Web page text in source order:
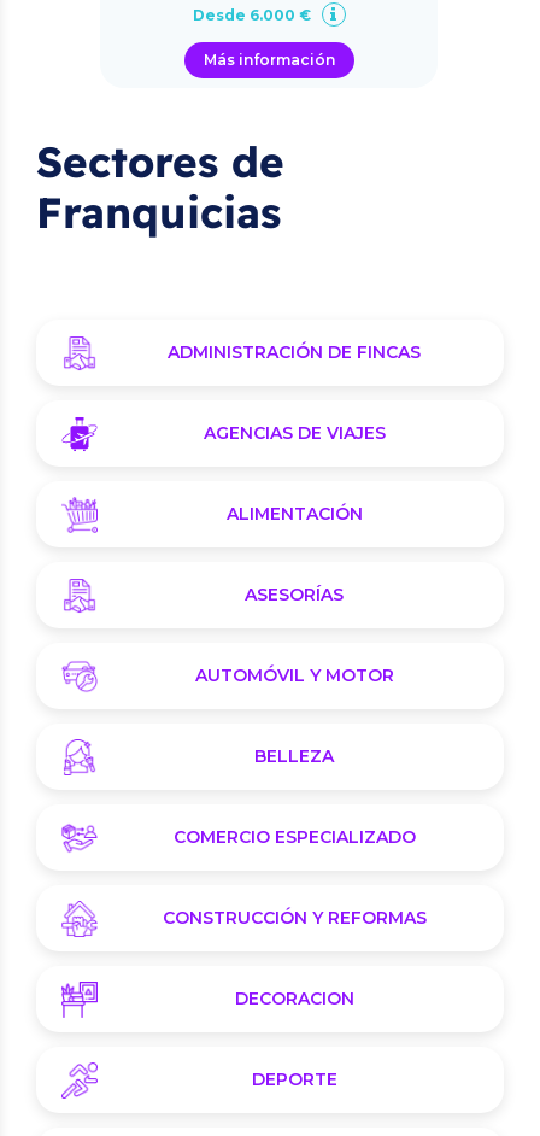
Desde 6.000 €
Más información
Sectores de
Franquicias
ADMINISTRACIÓN DE FINCAS
AGENCIAS DE VIAJES
ALIMENTACIÓN
ASESORÍAS
AUTOMÓVIL Y MOTOR
BELLEZA
COMERCIO ESPECIALIZADO
CONSTRUCCIÓN Y REFORMAS
DECORACION
DEPORTE